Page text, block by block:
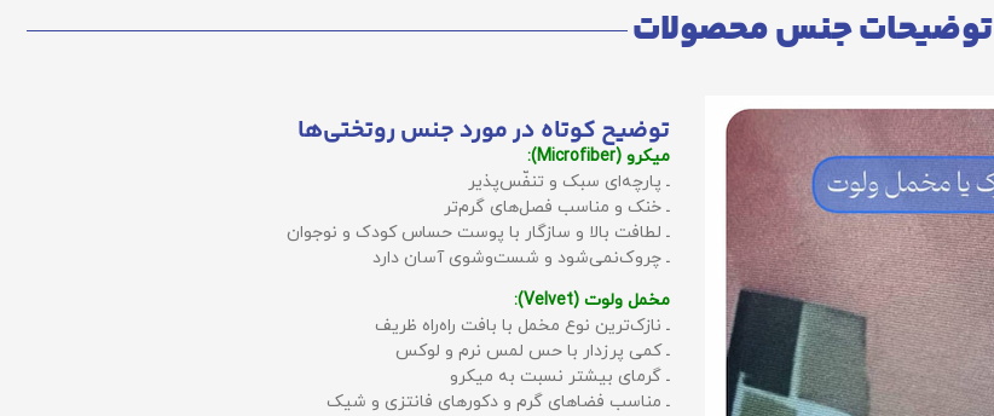
توضیحات جنس محصولات
توضیح کوتاه در مورد جنس روتختی‌ها
میکرو (Microfiber):
ـ پارچه‌ای سبک و تنفّس‌پذیر
ـ خنک و مناسب فصل‌های گرم‌تر
ـ لطافت بالا و سازگار با پوست حساس کودک و نوجوان
ـ چروک‌نمی‌شود و شست‌وشوی آسان دارد
مخمل ولوت (Velvet):
ـ نازک‌ترین نوع مخمل با بافت راه‌راه ظریف
ـ کمی پرزدار با حس لمس نرم و لوکس
ـ گرمای بیشتر نسبت به میکرو
ـ مناسب فضاهای گرم و دکورهای فانتزی و شیک